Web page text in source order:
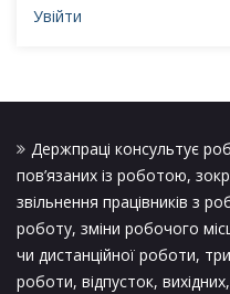
Увійти
Держпраці консультує
пов’язаних із роботою,
звільнення працівників з
роботу, зміни робочого
чи дистанційної роботи,
роботи, відпусток,